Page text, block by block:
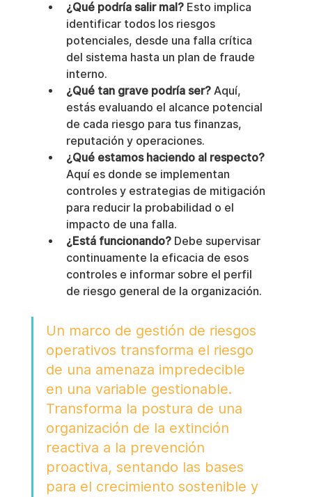
¿Qué podría salir mal? Esto implica
identificar todos los riesgos
potenciales, desde una falla crítica
del sistema hasta un plan de fraude
interno.
¿Qué tan grave podría ser? Aquí,
estás evaluando el alcance potencial
de cada riesgo para tus finanzas,
reputación y operaciones.
¿Qué estamos haciendo al respecto?
Aquí es donde se implementan
controles y estrategias de mitigación
para reducir la probabilidad o el
impacto de una falla.
¿Está funcionando? Debe supervisar
continuamente la eficacia de esos
controles e informar sobre el perfil
de riesgo general de la organización.
Un marco de gestión de riesgos
operativos transforma el riesgo
de una amenaza impredecible
en una variable gestionable.
Transforma la postura de una
organización de la extinción
reactiva a la prevención
proactiva, sentando las bases
para el crecimiento sostenible y